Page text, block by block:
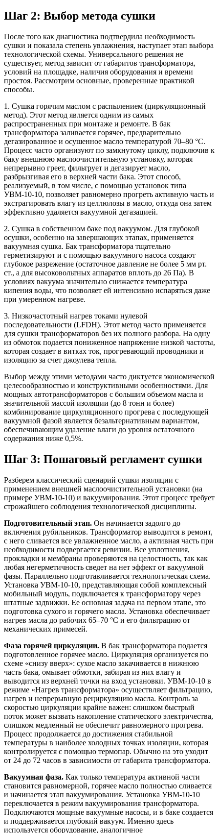
Шаг 2: Выбор метода сушки
После того как диагностика подтвердила необходимость
сушки и показала степень увлажнения, наступает этап выбора
технологической схемы. Универсального решения не
существует, метод зависит от габаритов трансформатора,
условий на площадке, наличия оборудования и времени
простоя. Рассмотрим основные, проверенные практикой
способы.
1. Сушка горячим маслом с распылением (циркуляционный
метод). Этот метод является одним из самых
распространенных при монтаже и ремонте. В бак
трансформатора заливается горячее, предварительно
дегазированное и осушенное масло температурой 70–80 °C.
Процесс часто организуют по замкнутому циклу, подключив к
баку внешнюю маслоочистительную установку, которая
непрерывно греет, фильтрует и дегазирует масло,
разбрызгивая его в верхней части бака. Этот способ,
реализуемый, в том числе, с помощью установок типа
УВМ-10-10, позволяет равномерно прогреть активную часть и
экстрагировать влагу из целлюлозы в масло, откуда она затем
эффективно удаляется вакуумной дегазацией.
2. Сушка в собственном баке под вакуумом. Для глубокой
осушки, особенно на завершающих этапах, применяется
вакуумная сушка. Бак трансформатора тщательно
герметизируют и с помощью вакуумного насоса создают
глубокое разрежение (остаточное давление не более 5 мм рт.
ст., а для высоковольтных аппаратов вплоть до 26 Па). В
условиях вакуума значительно снижается температура
кипения воды, что позволяет ей интенсивно испаряться даже
при умеренном нагреве.
3. Низкочастотный нагрев токами нулевой
последовательности (LFDH). Этот метод часто применяется
для сушки трансформаторов без их полного разбора. На одну
из обмоток подается пониженное напряжение низкой частоты,
которая создает в витках ток, прогревающий проводники и
изоляцию за счет джоулева тепла.
Выбор между этими методами часто диктуется экономической
целесообразностью и конструктивными особенностями. Для
мощных автотрансформаторов с большим объемом масла и
значительной массой изоляции (до 8 тонн и более)
комбинирование циркуляционного прогрева с последующей
вакуумной фазой является безальтернативным вариантом,
обеспечивающим удаление влаги до уровня остаточного
содержания ниже 0,5%.
Шаг 3: Пошаговый регламент сушки
Разберем классический сценарий сушки изоляции с
применением внешней маслоочистительной установки (на
примере УВМ-10-10) и вакуумирования. Этот процесс требует
строжайшего соблюдения технологической дисциплины.
Подготовительный этап. Он начинается задолго до
включения рубильников. Трансформатор выводится в ремонт,
с него сливается все увлажненное масло, а активная часть при
необходимости подвергается ревизии. Все уплотнения,
прокладки и мембраны проверяются на целостность, так как
любая негерметичность сведет на нет эффект от вакуумной
фазы. Параллельно подготавливается технологическая схема.
Установка УВМ-10-10, представляющая собой комплексный
мобильный модуль, подключается к трансформатору через
штатные задвижки. Ее основная задача на первом этапе, это
подготовка сухого и горячего масла. Установка обеспечивает
нагрев масла до рабочих 65–70 °C и его фильтрацию от
механических примесей.
Фаза горячей циркуляции. В бак трансформатора подается
подготовленное горячее масло. Циркуляция организуется по
схеме «снизу вверх»: сухое масло закачивается в нижнюю
часть бака, омывает обмотки, забирая из них влагу и
выводится из верхней точки на вход установки. УВМ-10-10 в
режиме «Нагрев трансформатора» осуществляет фильтрацию,
нагрев и непрерывную рециркуляцию масла. Контроль за
скоростью циркуляции крайне важен: слишком быстрый
поток может вызвать накопление статического электричества,
слишком медленный не обеспечит равномерного прогрева.
Процесс продолжается до достижения стабильной
температуры в наиболее холодных точках изоляции, которая
контролируется с помощью термопар. Обычно на это уходит
от 24 до 72 часов в зависимости от габарита трансформатора.
Вакуумная фаза. Как только температура активной части
становится равномерной, горячее масло полностью сливается
и начинается этап вакуумирования. Установка УВМ-10-10
переключается в режим вакуумирования трансформатора.
Подключаются мощные вакуумные насосы, и в баке создается
и поддерживается глубокий вакуум. Именно здесь
используется оборудование, аналогичное